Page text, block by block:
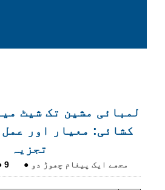
لمبائی مشین تک شیٹ
کشائی: معیار اور
تجزیہ
9 ● مجھے ایک پیغام چھوڑ دو